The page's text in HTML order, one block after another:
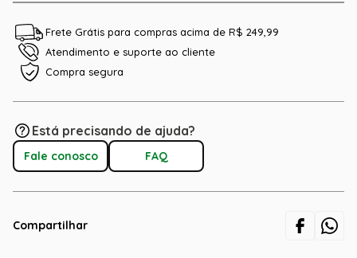
Frete Grátis para compras acima de R$ 249,99
Atendimento e suporte ao cliente
Compra segura
Está precisando de ajuda?
Fale conosco FAQ
Compartilhar